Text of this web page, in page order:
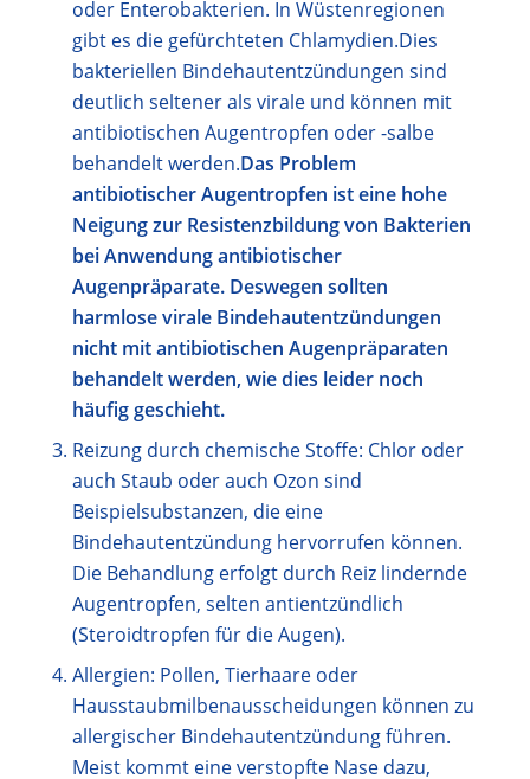
oder Enterobakterien. In Wüstenregionen
gibt es die gefürchteten Chlamydien.Dies
bakteriellen Bindehautentzündungen sind
deutlich seltener als virale und können mit
antibiotischen Augentropfen oder -salbe
behandelt werden.Das Problem
antibiotischer Augentropfen ist eine hohe
Neigung zur Resistenzbildung von Bakterien
bei Anwendung antibiotischer
Augenpräparate. Deswegen sollten
harmlose virale Bindehautentzündungen
nicht mit antibiotischen Augenpräparaten
behandelt werden, wie dies leider noch
häufig geschieht.
Reizung durch chemische Stoffe: Chlor oder
auch Staub oder auch Ozon sind
Beispielsubstanzen, die eine
Bindehautentzündung hervorrufen können.
Die Behandlung erfolgt durch Reiz lindernde
Augentropfen, selten antientzündlich
(Steroidtropfen für die Augen).
Allergien: Pollen, Tierhaare oder
Hausstaubmilbenausscheidungen können zu
allergischer Bindehautentzündung führen.
Meist kommt eine verstopfte Nase dazu,